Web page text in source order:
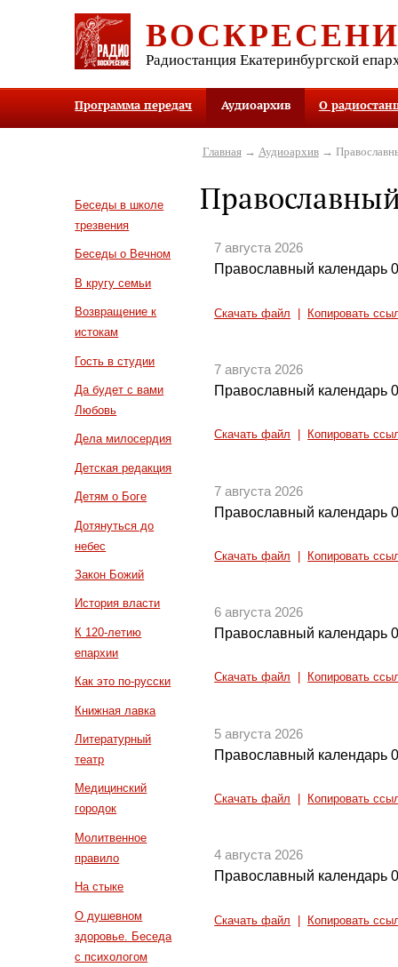
Радиостанция Екатеринбургской
Программа передач Аудиоархив О
Беседы в школе
трезвения
Беседы о Вечном
В кругу семьи
Возвращение к
истокам
Гость в студии
Да будет с вами
Любовь
Дела милосердия
Детская редакция
Детям о Боге
Дотянуться до
небес
Закон Божий
История власти
К 120-летию
епархии
Как это по-русски
Книжная лавка
Литературный
театр
Медицинский
городок
Молитвенное
правило
На стыке
О душевном
здоровье. Беседа
с психологом
Главная→ Аудиоархив→
7 августа 2026
Православный календарь
Скачать файл Копировать
7 августа 2026
Православный календарь
Скачать файл Копировать
7 августа 2026
Православный календарь
Скачать файл Копировать
6 августа 2026
Православный календарь
Скачать файл Копировать
5 августа 2026
Православный календарь
Скачать файл Копировать
4 августа 2026
Православный календарь
Скачать файл Копировать